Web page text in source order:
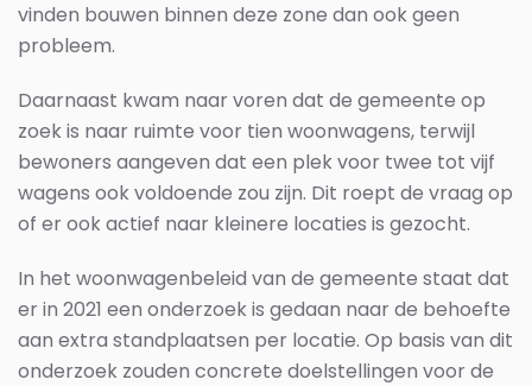
vinden bouwen binnen deze zone dan ook geen
probleem.
Daarnaast kwam naar voren dat de gemeente op
zoek is naar ruimte voor tien woonwagens, terwijl
bewoners aangeven dat een plek voor twee tot vijf
wagens ook voldoende zou zijn. Dit roept de vraag op
of er ook actief naar kleinere locaties is gezocht.
In het woonwagenbeleid van de gemeente staat dat
er in 2021 een onderzoek is gedaan naar de behoefte
aan extra standplaatsen per locatie. Op basis van dit
onderzoek zouden concrete doelstellingen voor de